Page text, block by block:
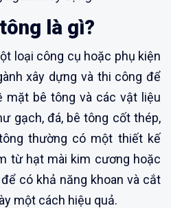
là gì?
loại công cụ hoặc phụ kiện
xây dựng và thi công để
mặt bê tông và các vật liệu
gạch, đá, bê tông cốt thép,
thường có một thiết kế
từ hạt mài kim cương hoặc
có khả năng khoan và cắt
một cách hiệu quả.